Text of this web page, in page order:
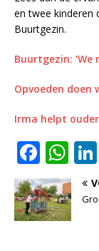
en twee kinderen
Buurtgezin.
Buurtgezin:
Opvoeden doen
Irma helpt
F
a
c
e
W
h
at
s